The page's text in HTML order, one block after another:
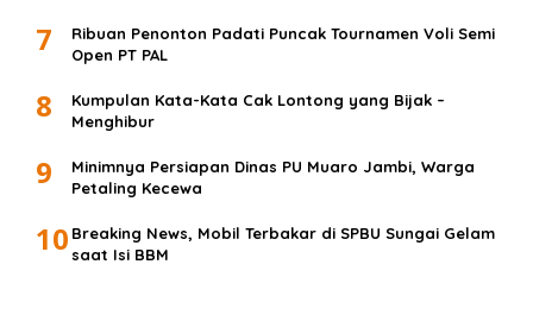
7
Ribuan Penonton Padati Puncak Tournamen Voli Semi
Open PT PAL
8
Kumpulan Kata-Kata Cak Lontong yang Bijak –
Menghibur
9
Minimnya Persiapan Dinas PU Muaro Jambi, Warga
Petaling Kecewa
10 Breaking News, Mobil Terbakar di SPBU Sungai Gelam
saat Isi BBM